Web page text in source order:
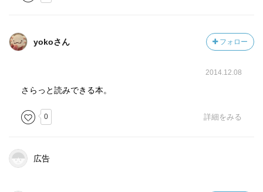
yokoさん フォロー
2014.12.08
さらっと読みできる本。
0 詳細をみる
広告